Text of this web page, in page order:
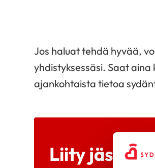
Jos haluat tehdä hyvää,
yhdistyksessäsi. Saat
ajankohtaista tietoa
Liity